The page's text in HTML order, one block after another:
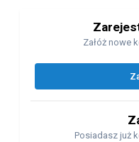
Załóż nowe
Posiadasz już